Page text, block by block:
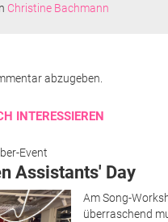
Christine Bachmann
abzugeben.
INTERESSIEREN
Event
Assistants' Day
Am Song-
überraschend